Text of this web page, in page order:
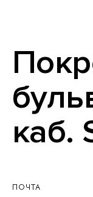
каб.
ПОЧТА